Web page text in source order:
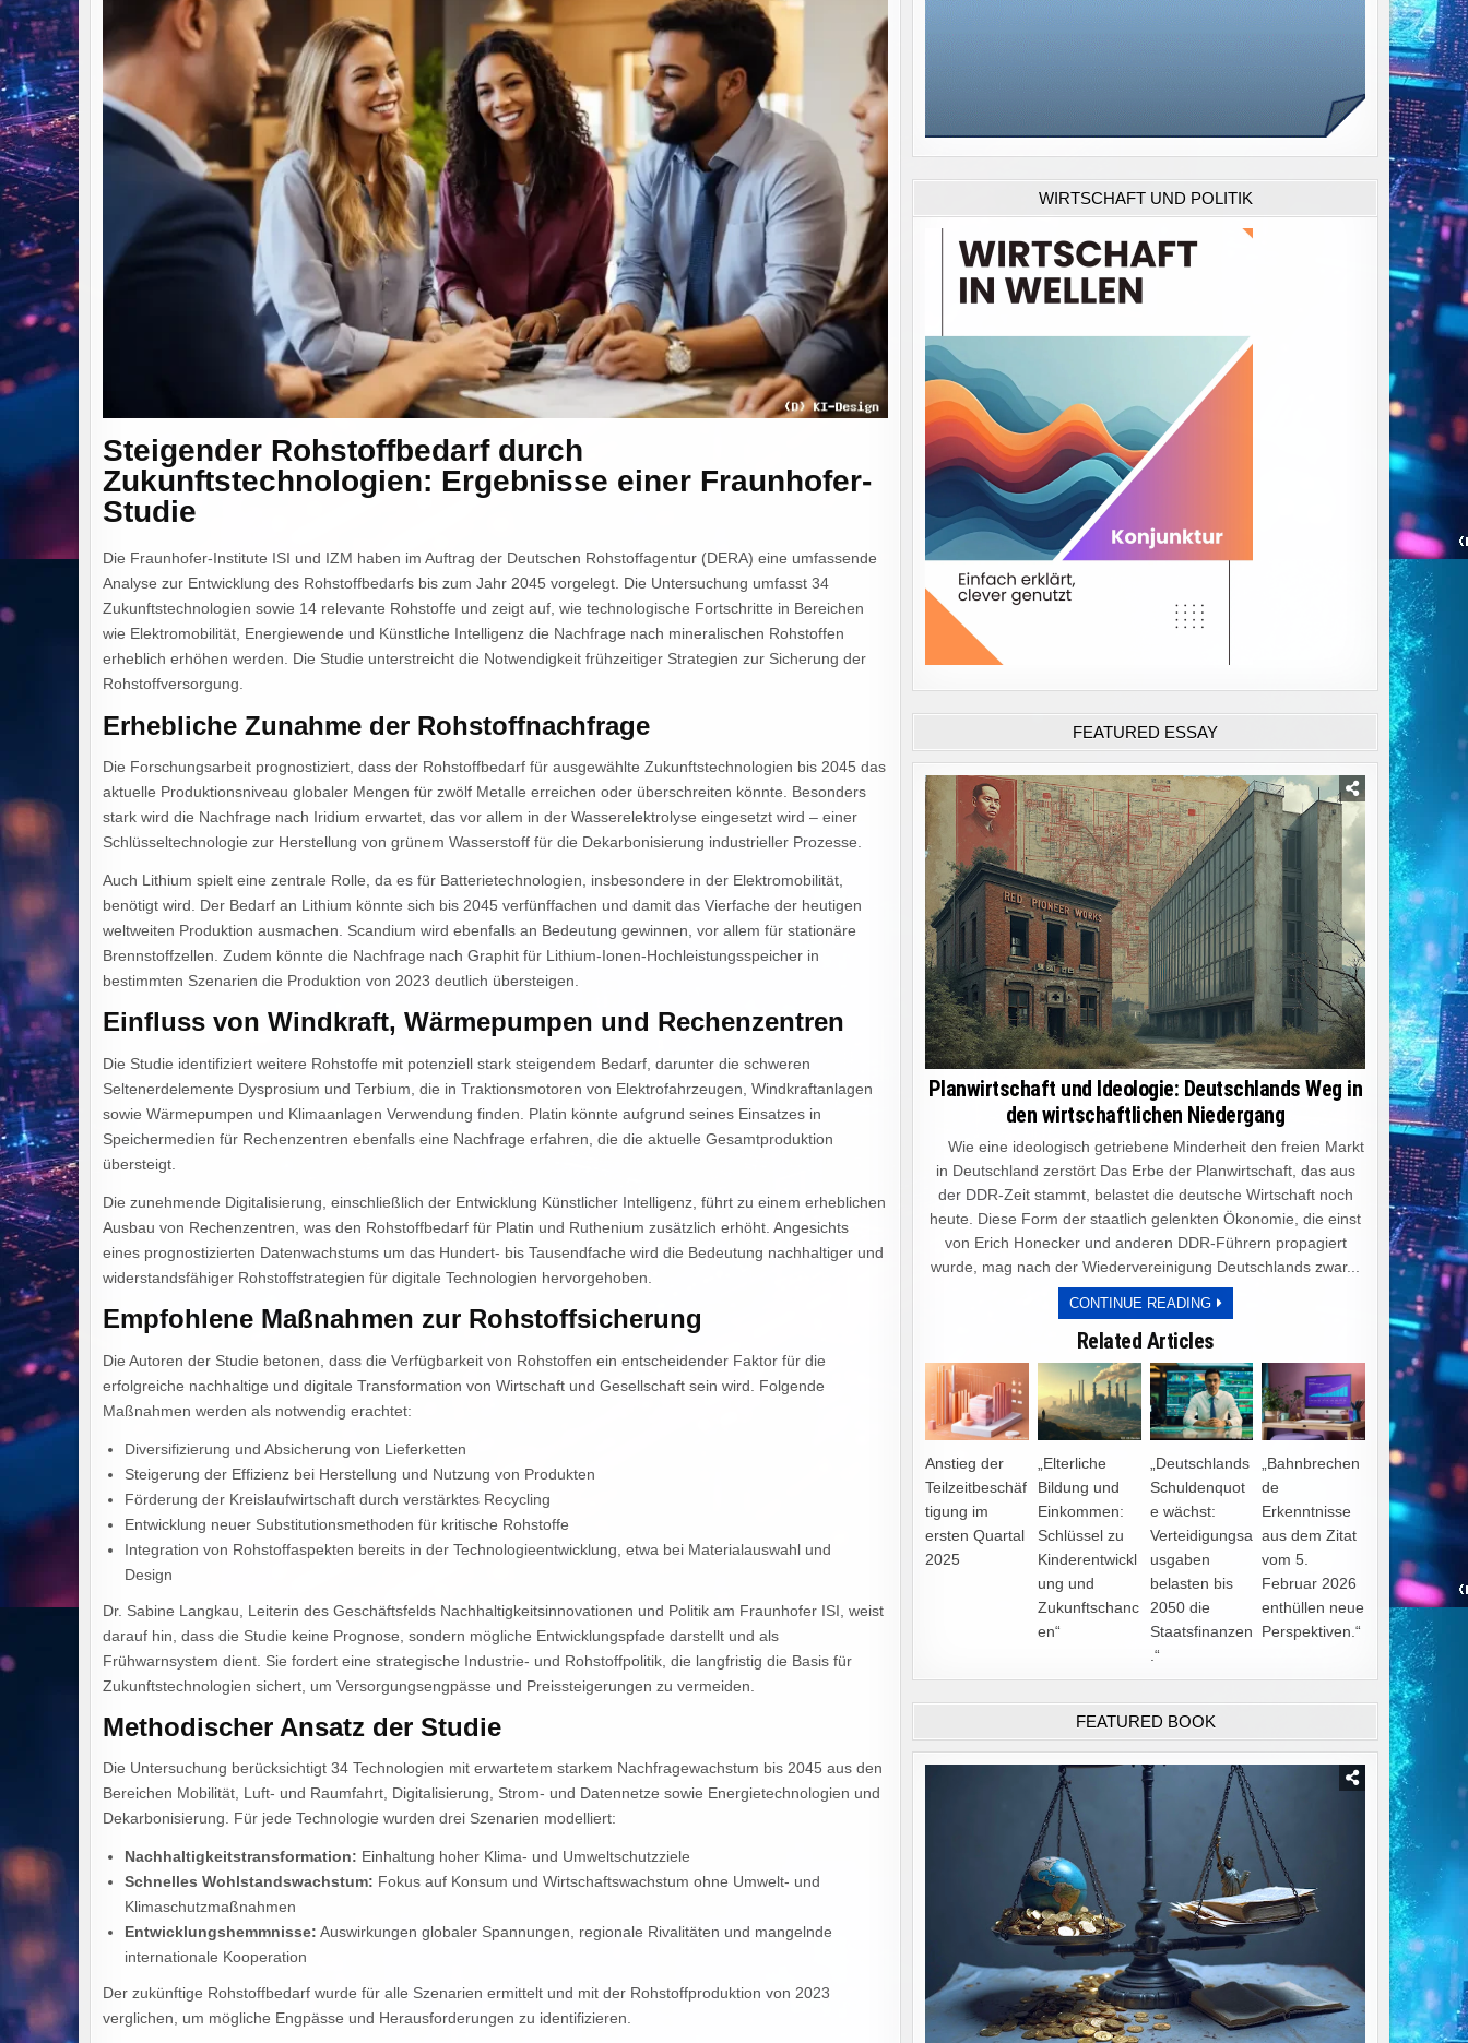
Steigender Rohstoffbedarf durch
Zukunftstechnologien: Ergebnisse einer Fraunhofer-
Studie
Die Fraunhofer-Institute ISI und IZM haben im Auftrag der Deutschen Rohstoffagentur (DERA) eine umfassende
Analyse zur Entwicklung des Rohstoffbedarfs bis zum Jahr 2045 vorgelegt. Die Untersuchung umfasst 34
Zukunftstechnologien sowie 14 relevante Rohstoffe und zeigt auf, wie technologische Fortschritte in Bereichen
wie Elektromobilität, Energiewende und Künstliche Intelligenz die Nachfrage nach mineralischen Rohstoffen
erheblich erhöhen werden. Die Studie unterstreicht die Notwendigkeit frühzeitiger Strategien zur Sicherung der
Rohstoffversorgung.
Erhebliche Zunahme der Rohstoffnachfrage
Die Forschungsarbeit prognostiziert, dass der Rohstoffbedarf für ausgewählte Zukunftstechnologien bis 2045 das
aktuelle Produktionsniveau globaler Mengen für zwölf Metalle erreichen oder überschreiten könnte. Besonders
stark wird die Nachfrage nach Iridium erwartet, das vor allem in der Wasserelektrolyse eingesetzt wird – einer
Schlüsseltechnologie zur Herstellung von grünem Wasserstoff für die Dekarbonisierung industrieller Prozesse.
Auch Lithium spielt eine zentrale Rolle, da es für Batterietechnologien, insbesondere in der Elektromobilität,
benötigt wird. Der Bedarf an Lithium könnte sich bis 2045 verfünffachen und damit das Vierfache der heutigen
weltweiten Produktion ausmachen. Scandium wird ebenfalls an Bedeutung gewinnen, vor allem für stationäre
Brennstoffzellen. Zudem könnte die Nachfrage nach Graphit für Lithium-Ionen-Hochleistungsspeicher in
bestimmten Szenarien die Produktion von 2023 deutlich übersteigen.
Einfluss von Windkraft, Wärmepumpen und Rechenzentren
Die Studie identifiziert weitere Rohstoffe mit potenziell stark steigendem Bedarf, darunter die schweren
Seltenerdelemente Dysprosium und Terbium, die in Traktionsmotoren von Elektrofahrzeugen, Windkraftanlagen
sowie Wärmepumpen und Klimaanlagen Verwendung finden. Platin könnte aufgrund seines Einsatzes in
Speichermedien für Rechenzentren ebenfalls eine Nachfrage erfahren, die die aktuelle Gesamtproduktion
übersteigt.
Die zunehmende Digitalisierung, einschließlich der Entwicklung Künstlicher Intelligenz, führt zu einem erheblichen
Ausbau von Rechenzentren, was den Rohstoffbedarf für Platin und Ruthenium zusätzlich erhöht. Angesichts
eines prognostizierten Datenwachstums um das Hundert- bis Tausendfache wird die Bedeutung nachhaltiger und
widerstandsfähiger Rohstoffstrategien für digitale Technologien hervorgehoben.
Empfohlene Maßnahmen zur Rohstoffsicherung
Die Autoren der Studie betonen, dass die Verfügbarkeit von Rohstoffen ein entscheidender Faktor für die
erfolgreiche nachhaltige und digitale Transformation von Wirtschaft und Gesellschaft sein wird. Folgende
Maßnahmen werden als notwendig erachtet:
Diversifizierung und Absicherung von Lieferketten
Steigerung der Effizienz bei Herstellung und Nutzung von Produkten
Förderung der Kreislaufwirtschaft durch verstärktes Recycling
Entwicklung neuer Substitutionsmethoden für kritische Rohstoffe
Integration von Rohstoffaspekten bereits in der Technologieentwicklung, etwa bei Materialauswahl und
Design
Dr. Sabine Langkau, Leiterin des Geschäftsfelds Nachhaltigkeitsinnovationen und Politik am Fraunhofer ISI, weist
darauf hin, dass die Studie keine Prognose, sondern mögliche Entwicklungspfade darstellt und als
Frühwarnsystem dient. Sie fordert eine strategische Industrie- und Rohstoffpolitik, die langfristig die Basis für
Zukunftstechnologien sichert, um Versorgungsengpässe und Preissteigerungen zu vermeiden.
Methodischer Ansatz der Studie
Die Untersuchung berücksichtigt 34 Technologien mit erwartetem starkem Nachfragewachstum bis 2045 aus den
Bereichen Mobilität, Luft- und Raumfahrt, Digitalisierung, Strom- und Datennetze sowie Energietechnologien und
Dekarbonisierung. Für jede Technologie wurden drei Szenarien modelliert:
Nachhaltigkeitstransformation: Einhaltung hoher Klima- und Umweltschutzziele
Schnelles Wohlstandswachstum: Fokus auf Konsum und Wirtschaftswachstum ohne Umwelt- und
Klimaschutzmaßnahmen
Entwicklungshemmnisse: Auswirkungen globaler Spannungen, regionale Rivalitäten und mangelnde
internationale Kooperation
Der zukünftige Rohstoffbedarf wurde für alle Szenarien ermittelt und mit der Rohstoffproduktion von 2023
verglichen, um mögliche Engpässe und Herausforderungen zu identifizieren.
WIRTSCHAFT UND POLITIK
FEATURED ESSAY
Planwirtschaft und Ideologie: Deutschlands Weg in
den wirtschaftlichen Niedergang
Wie eine ideologisch getriebene Minderheit den freien Markt
in Deutschland zerstört Das Erbe der Planwirtschaft, das aus
der DDR-Zeit stammt, belastet die deutsche Wirtschaft noch
heute. Diese Form der staatlich gelenkten Ökonomie, die einst
von Erich Honecker und anderen DDR-Führern propagiert
wurde, mag nach der Wiedervereinigung Deutschlands zwar...
CONTINUE READINGPLANWIRTSCHAFT
UND
DEUTSCHLANDS
IN
DEN
WIRTSCHAFTLICHEN
NIEDERGANG
Related Articles
Anstieg der
Teilzeitbeschäf
tigung im
ersten Quartal
2025
„Elterliche
Bildung und
Einkommen:
Schlüssel zu
Kinderentwickl
ung und
Zukunftschanc
en“
„Deutschlands
Schuldenquot
e wächst:
Verteidigungsa
usgaben
belasten bis
2050 die
Staatsfinanzen
.“
„Bahnbrechen
de
Erkenntnisse
aus dem Zitat
vom 5.
Februar 2026
enthüllen neue
Perspektiven.“
FEATURED BOOK